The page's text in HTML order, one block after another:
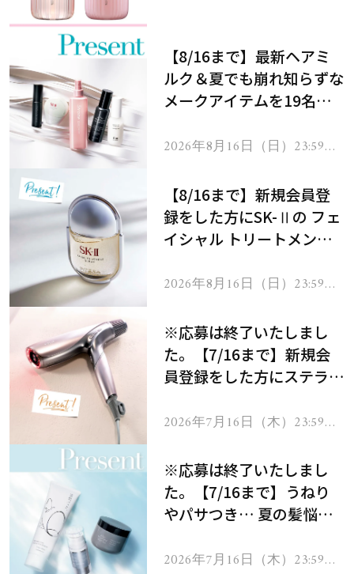
【8/16まで】最新ヘアミ
ルク＆夏でも崩れ知らずな
メークアイテムを19名様
2026年8月16日（日）23:59ま
【8/16まで】新規会員登
録をした方にSK-Ⅱの フェ
イシャル トリートメント
2026年8月16日（日）23:59ま
※応募は終了いたしまし
た。【7/16まで】新規会
員登録をした方にステラボ
ヘアドライヤー ジュエル
2026年7月16日（木）23:59ま
※応募は終了いたしまし
た。【7/16まで】うねり
やパサつき… 夏の髪悩み
ムを13名様にプレゼン
2026年7月16日（木）23:59ま